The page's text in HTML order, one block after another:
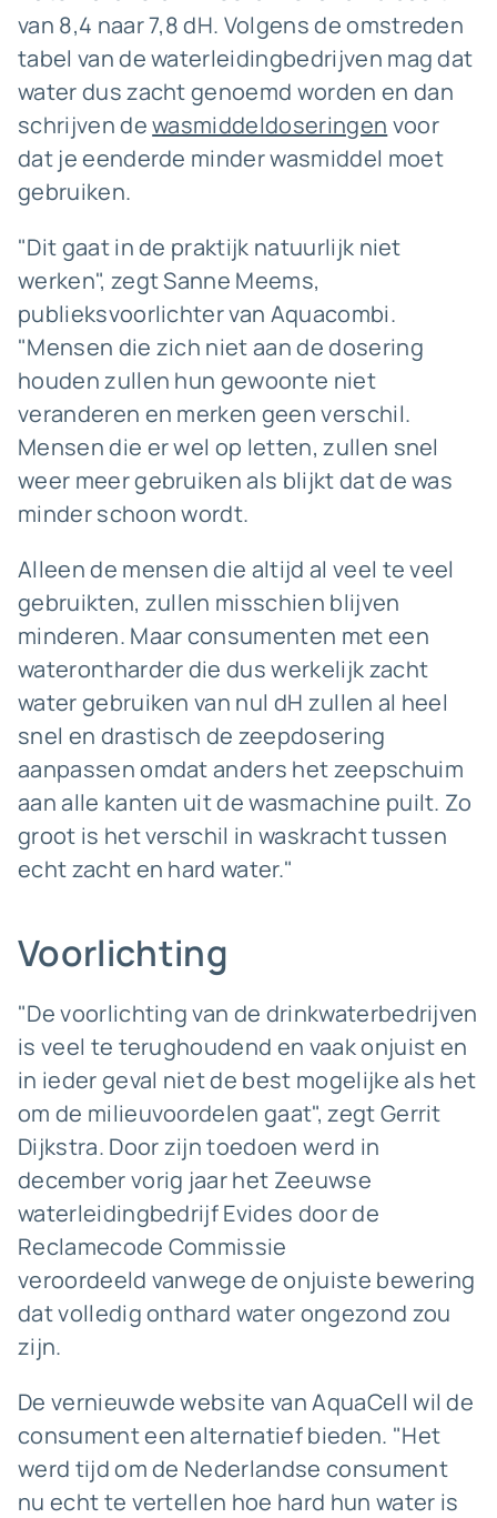
van 8,4 naar 7,8 dH. Volgens de omstreden
tabel van de waterleidingbedrijven mag dat
water dus zacht genoemd worden en dan
schrijven dewasmiddeldoseringen voor
dat je eenderde minder wasmiddel moet
gebruiken.
"Dit gaat in de praktijk natuurlijk niet
werken", zegt Sanne Meems,
publieksvoorlichter van Aquacombi.
"Mensen die zich niet aan de dosering
houden zullen hun gewoonte niet
veranderen en merken geen verschil.
Mensen die er wel op letten, zullen snel
weer meer gebruiken als blijkt dat de was
minder schoon wordt.
Alleen de mensen die altijd al veel te veel
gebruikten, zullen misschien blijven
minderen. Maar consumenten met een
waterontharder die dus werkelijk zacht
water gebruiken van nul dH zullen al heel
snel en drastisch de zeepdosering
aanpassen omdat anders het zeepschuim
aan alle kanten uit de wasmachine puilt. Zo
groot is het verschil in waskracht tussen
echt zacht en hard water."
Voorlichting
"De voorlichting van de drinkwaterbedrijven
is veel te terughoudend en vaak onjuist en
in ieder geval niet de best mogelijke als het
om de milieuvoordelen gaat", zegt Gerrit
Dijkstra. Door zijn toedoen werd in
december vorig jaar het Zeeuwse
waterleidingbedrijf Evides door de
Reclamecode Commissie
veroordeeld vanwege de onjuiste bewering
dat volledig onthard water ongezond zou
zijn.
De vernieuwde website van AquaCell wil de
consument een alternatief bieden. "Het
werd tijd om de Nederlandse consument
nu echt te vertellen hoe hard hun water is